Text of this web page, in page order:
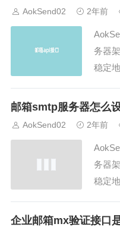
用户
AokSend02 2年前
务器
稳定
送的
通过
邮箱smtp服务器怎么
AokSend02 2年前
务器
稳定
送的
企业邮箱mx验证接口